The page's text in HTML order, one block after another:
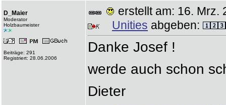
D_Maier
Moderator
Holzbaumeister
Beiträge: 291
Registriert: 28.06.2006
erstellt am: 16.
Unities abgeben:
Danke Josef !
werde auch schon
Dieter